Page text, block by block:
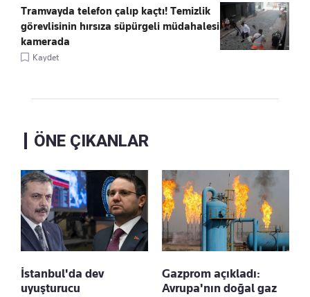
Tramvayda telefon çalıp kaçtı! Temizlik
görevlisinin hırsıza süpürgeli müdahalesi
kamerada
Kaydet
ÖNE ÇIKANLAR
İstanbul'da dev
uyuşturucu
Gazprom açıkladı:
Avrupa'nın doğal gaz